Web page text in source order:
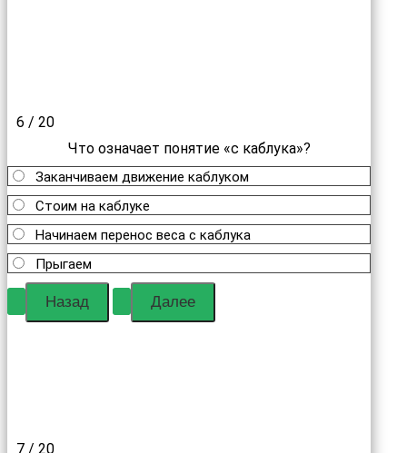
6 / 20
Что означает понятие «с каблука»?
Заканчиваем движение каблуком
Стоим на каблуке
Начинаем перенос веса с каблука
Прыгаем
7 / 20